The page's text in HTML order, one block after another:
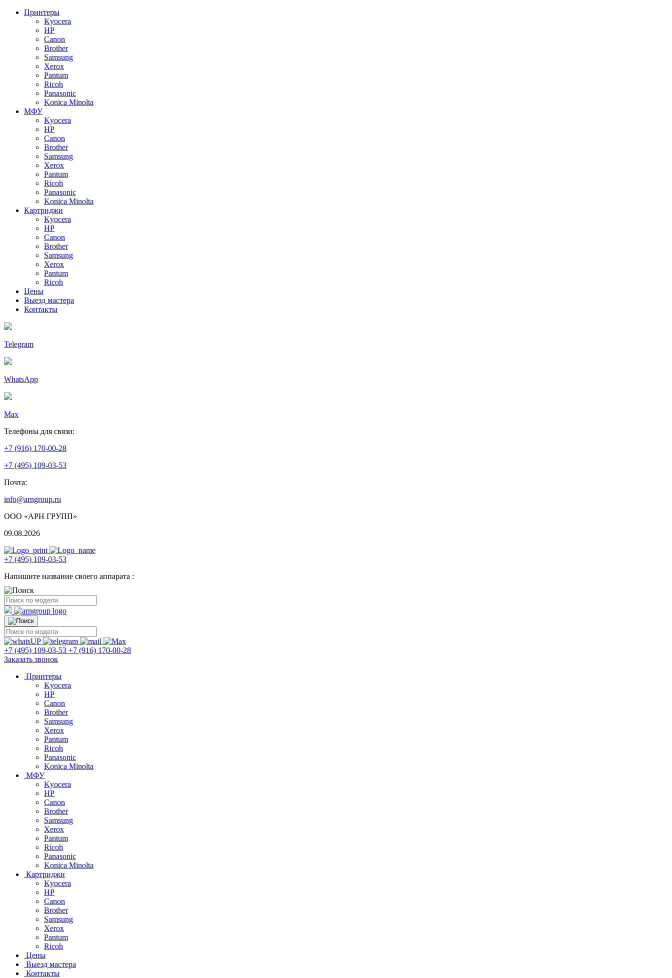
Принтеры
Kyocera
HP
Canon
Brother
Samsung
Xerox
Pantum
Ricoh
Panasonic
Konica Minolta
МФУ
Kyocera
HP
Canon
Brother
Samsung
Xerox
Pantum
Ricoh
Panasonic
Konica Minolta
Картриджи
Kyocera
HP
Canon
Brother
Samsung
Xerox
Pantum
Ricoh
Цены
Выезд мастера
Контакты
Telegram
WhatsApp
Max
Телефоны для связи:
+7 (916) 170-00-28
+7 (495) 109-03-53
Почта:
info@arngroup.ru
ООО «АРН ГРУПП»
09.08.2026
+7 (495) 109-03-53
Напишите название своего аппарата :
+7 (495) 109-03-53 +7 (916) 170-00-28
Заказать звонок
Принтеры
Kyocera
HP
Canon
Brother
Samsung
Xerox
Pantum
Ricoh
Panasonic
Konica Minolta
МФУ
Kyocera
HP
Canon
Brother
Samsung
Xerox
Pantum
Ricoh
Panasonic
Konica Minolta
Картриджи
Kyocera
HP
Canon
Brother
Samsung
Xerox
Pantum
Ricoh
Цены
Выезд мастера
Контакты